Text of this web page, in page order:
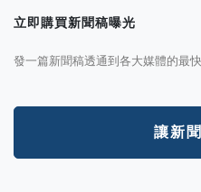
立即購買新聞稿曝光
發一篇新聞稿透通到各大媒體的最
讓新